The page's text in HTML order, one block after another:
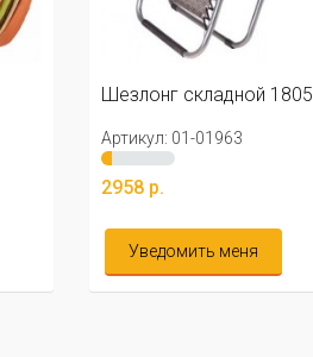
Шезлонг складной 1805
Артикул: 01-01963
2958 р.
Уведомить меня